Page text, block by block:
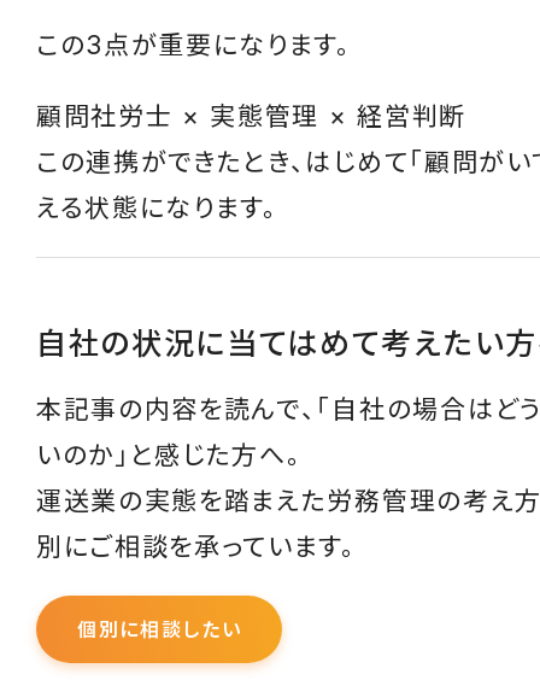
この3点が重要になります。
顧問社労士 × 実態管理 × 経営判断
この連携ができたとき、はじめて「顧問がい
える状態になります。
自社の状況に当てはめて考えたい
本記事の内容を読んで、「自社の場合はど
いのか」と感じた方へ。
運送業の実態を踏まえた労務管理の考え方
別にご相談を承っています。
個別に相談したい